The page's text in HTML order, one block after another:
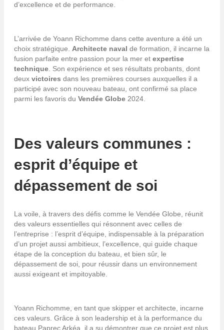
d’excellence et de performance.
L’arrivée de Yoann Richomme dans cette aventure a été un
choix stratégique. Architecte naval de formation, il incarne la
fusion parfaite entre passion pour la mer et expertise
technique . Son expérience et ses résultats probants, dont
deux victoires dans les premières courses auxquelles il a
participé avec son nouveau bateau, ont confirmé sa place
parmi les favoris du Vendée Globe 2024.
Des valeurs communes :
esprit d’équipe et
dépassement de soi
La voile, à travers des défis comme le Vendée Globe, réunit
des valeurs essentielles qui résonnent avec celles de
l’entreprise : l’esprit d’équipe, indispensable à la préparation
d’un projet aussi ambitieux, l’excellence, qui guide chaque
étape de la conception du bateau, et bien sûr, le
dépassement de soi, pour réussir dans un environnement
aussi exigeant et impitoyable.
Yoann Richomme, en tant que skipper et architecte, incarne
ces valeurs. Grâce à son leadership et à la performance du
bateau Paprec Arkéa, il a su démontrer que ce projet est plus